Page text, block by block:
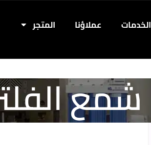
الخدمات عملاؤنا المتجر